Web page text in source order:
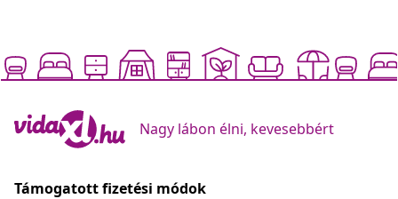
Nagy lábon élni, kevesebbért
Támogatott fizetési módok